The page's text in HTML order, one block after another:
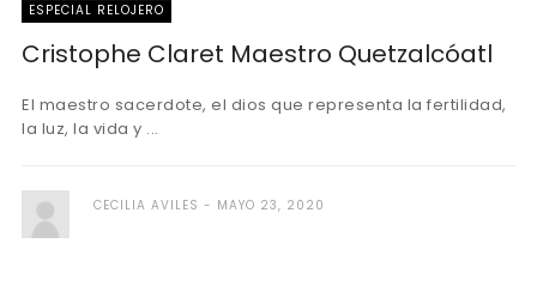
ESPECIAL RELOJERO
Cristophe Claret Maestro Quetzalcóatl
El maestro sacerdote, el dios que representa la fertilidad,
la luz, la vida y ...
CECILIA AVILES MAYO 23, 2020